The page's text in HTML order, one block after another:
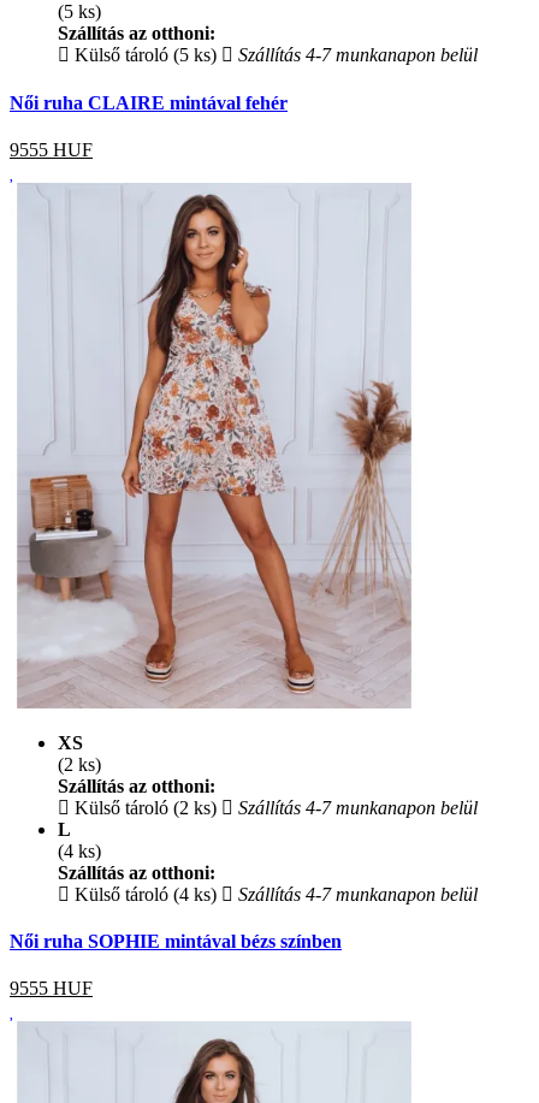
(5 ks)
Szállítás az otthoni:
Külső tároló (5 ks)
Szállítás 4-7 munkanapon belül
Női ruha CLAIRE mintával fehér
9555 HUF
XS
(2 ks)
Szállítás az otthoni:
Külső tároló (2 ks)
Szállítás 4-7 munkanapon belül
L
(4 ks)
Szállítás az otthoni:
Külső tároló (4 ks)
Szállítás 4-7 munkanapon belül
Női ruha SOPHIE mintával bézs színben
9555 HUF